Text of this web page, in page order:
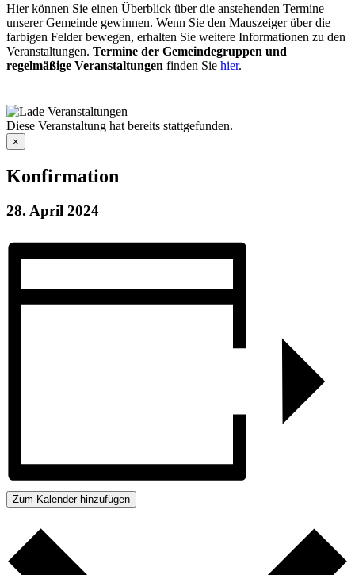
Hier können Sie einen Überblick über die anstehenden Termine
unserer Gemeinde gewinnen. Wenn Sie den Mauszeiger über die
farbigen Felder bewegen, erhalten Sie weitere Informationen zu den
Veranstaltungen. Termine der Gemeindegruppen und
regelmäßige Veranstaltungen finden Sie hier.
Diese Veranstaltung hat bereits stattgefunden.
×
Konfirmation
28. April 2024
Zum Kalender hinzufügen